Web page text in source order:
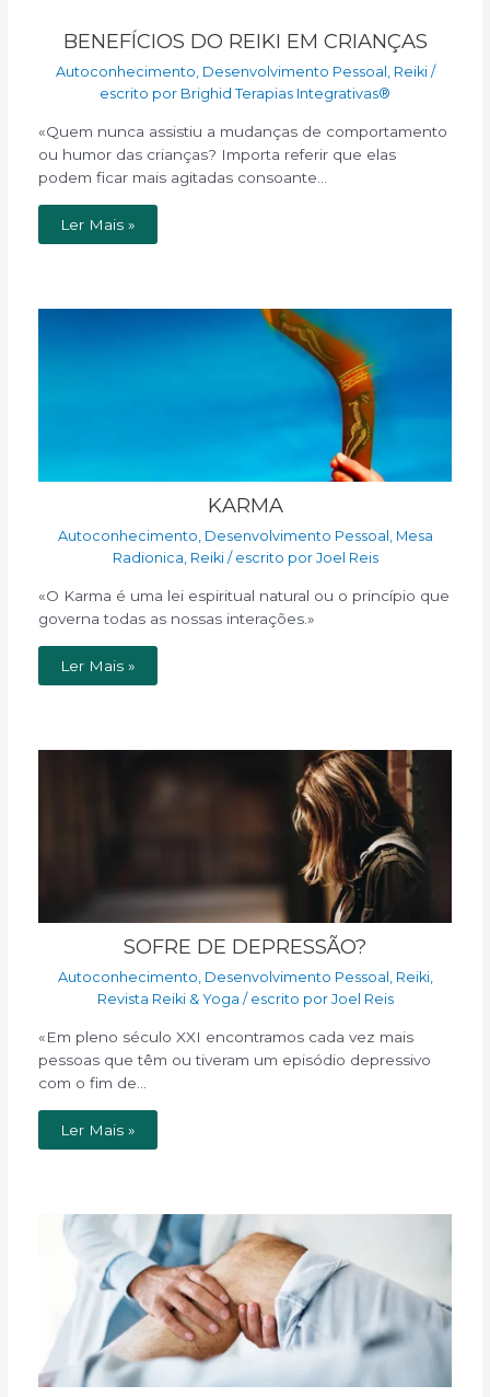
BENEFÍCIOS DO REIKI EM CRIANÇAS
Autoconhecimento, Desenvolvimento Pessoal , Reiki/
escrito por Brighid Terapias Integrativas®
«Quem nunca assistiu a mudanças de comportamento
ou humor das crianças? Importa referir que elas
podem ficar mais agitadas consoante…
Ler Mais »
KARMA
Autoconhecimento, Desenvolvimento Pessoal , Mesa
Radionica, Reiki/ escrito por Joel Reis
«O Karma é uma lei espiritual natural ou o princípio que
governa todas as nossas interações.»
Ler Mais »
SOFRE DE DEPRESSÃO?
Autoconhecimento, Desenvolvimento Pessoal , Reiki,
Revista Reiki & Yoga / escrito por Joel Reis
«Em pleno século XXI encontramos cada vez mais
pessoas que têm ou tiveram um episódio depressivo
com o fim de…
Ler Mais »